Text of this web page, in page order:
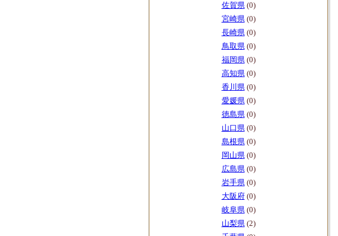
佐賀県(0)
宮崎県(0)
長崎県(0)
鳥取県(0)
福岡県(0)
高知県(0)
香川県(0)
愛媛県(0)
徳島県(0)
山口県(0)
島根県(0)
岡山県(0)
広島県(0)
岩手県(0)
大阪府(0)
岐阜県(0)
山梨県(2)